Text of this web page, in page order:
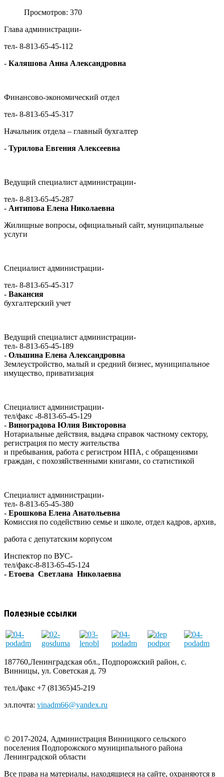
Просмотров: 370
Глава администрации-
тел- 8-813-65-45-112
- Каляшова Анна Александровна
Финансово-экономический отдел
тел- 8-813-65-45-317
Начальник отдела – главный бухгалтер
- Турилова Евгения Алексеевна
Ведущий специалист администрации-
тел- 8-813-65-45-287
- Антипова Елена Николаевна
Жилищные вопросы, официальный сайт, муниципальные
услуги
Специалист администрации-
тел- 8-813-65-45-317
- Вакансия
бухгалтерский учет
Ведущий специалист администрации-
тел- 8-813-65-45-189
- Ольшина Елена Александровна
Землеустройство, малый и средний бизнес, муниципальное
имущество, приватизация
Специалист администрации-
тел/факс -8-813-65-45-129
- Виноградова Юлия Викторовна
Нотариальные действия, выдача справок частному сектору,
регистрация по месту жительства
и пребывания, работа с регистром НПА, с обращениями
граждан, с похозяйственными книгами, со статистикой
Специалист администрации-
тел- 8-813-65-45-380
- Ерошкова Елена Анатольевна
Комиссия по содействию семье и школе, отдел кадров, архив,
работа с депутатским корпусом
Инспектор по ВУС-
тел/факс-8-813-65-45-124
- Етоева Светлана Николаевна
Полезные ссылки
187760,Ленинградская обл., Подпорожский район, с.
Винницы, ул. Советская д. 79
тел./факс +7 (81365)45-219
эл.почта: vinadm66@yandex.ru
© 2017-2024, Администрация Винницкого сельского
поселения Подпорожского муниципального района
Ленинградской области
Все права на материалы, находящиеся на сайте, охраняются в